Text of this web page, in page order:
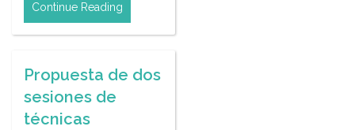
Continue Reading
Propuesta de dos
sesiones de
técnicas